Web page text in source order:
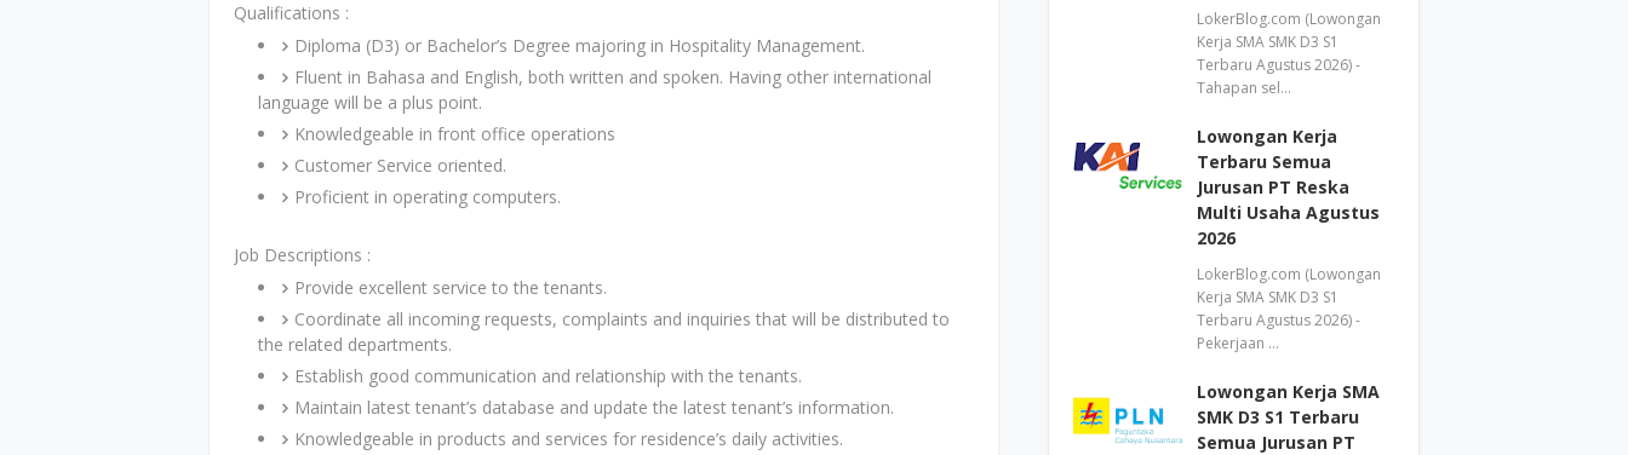
Qualifications :
Diploma (D3) or Bachelor’s Degree majoring in Hospitality Management.
Fluent in Bahasa and English, both written and spoken. Having other international
language will be a plus point.
Knowledgeable in front office operations
Customer Service oriented.
Proficient in operating computers.
Job Descriptions :
Provide excellent service to the tenants.
Coordinate all incoming requests, complaints and inquiries that will be distributed to
the related departments.
Establish good communication and relationship with the tenants.
Maintain latest tenant’s database and update the latest tenant’s information.
Knowledgeable in products and services for residence’s daily activities.
LokerBlog.com (Lowongan
Kerja SMA SMK D3 S1
Terbaru Agustus 2026) -
Tahapan sel…
Lowongan Kerja
Terbaru Semua
Jurusan PT Reska
Multi Usaha Agustus
2026
LokerBlog.com (Lowongan
Kerja SMA SMK D3 S1
Terbaru Agustus 2026) -
Pekerjaan …
Lowongan Kerja SMA
SMK D3 S1 Terbaru
Semua Jurusan PT